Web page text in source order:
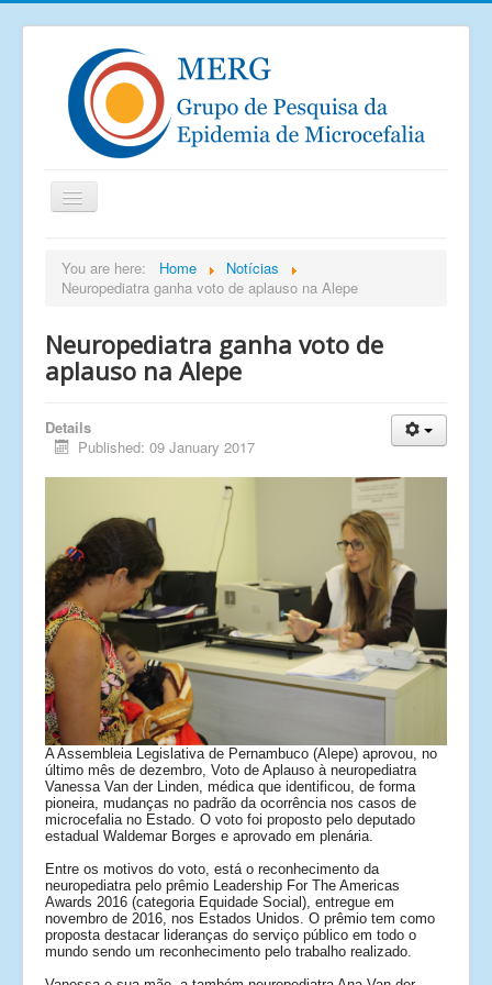
Notícias
Documentos
Grupos de pesquisa
Imagens
Fale conosco
_
You are here: Home
Notícias
Neuropediatra ganha voto de aplauso na Alepe
Neuropediatra ganha voto de
aplauso na Alepe
Details
Published: 09 January 2017
A Assembleia Legislativa de Pernambuco (Alepe) aprovou, no
último mês de dezembro, Voto de Aplauso à neuropediatra
Vanessa Van der Linden, médica que identificou, de forma
pioneira, mudanças no padrão da ocorrência nos casos de
microcefalia no Estado. O voto foi proposto pelo deputado
estadual Waldemar Borges e aprovado em plenária.
Entre os motivos do voto, está o reconhecimento da
neuropediatra pelo prêmio Leadership For The Americas
Awards 2016 (categoria Equidade Social), entregue em
novembro de 2016, nos Estados Unidos. O prêmio tem como
proposta destacar lideranças do serviço público em todo o
mundo sendo um reconhecimento pelo trabalho realizado.